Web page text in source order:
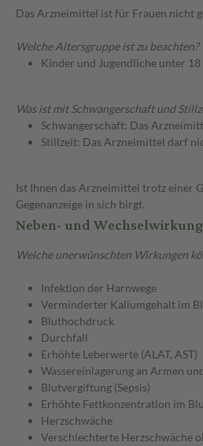
Das Arzneimittel ist für Frauen nicht
Welche Altersgruppe ist zu beachten?
Kinder und Jugendliche unter
Was ist mit Schwangerschaft und
Schwangerschaft: Das
Stillzeit: Das Arzneimittel darf
Ist Ihnen das Arzneimittel trotz einer
Gegenanzeige in sich birgt.
Neben- und
Welche unerwünschten Wirkungen
Infektion der Harnwege
Verminderter Kaliumgehalt im
Bluthochdruck
Durchfall
Erhöhte Leberwerte (ALAT, AST)
Wassereinlagerung an Armen
Blutvergiftung (Sepsis)
Erhöhte Fettkonzentration im
Herzschwäche
Verschlechterte Herzschwäche